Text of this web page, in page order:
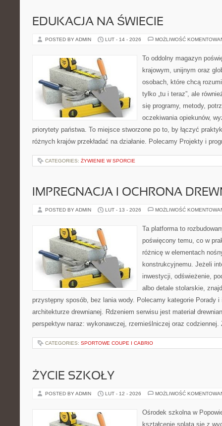
EDUKACJA NA ŚWIECIE
POSTED BY ADMIN LUT - 14 - 2026 MOŻLIWOŚĆ
To oddolny magazyn
krajowym, unijnym oraz
osobach, które chcą
tylko „tu i teraz”, ale
się programy, metody,
oczekiwania opiekunów,
priorytety państwa. To miejsce stworzone po to, by łączyć
różnych krajów przekładać na działanie. Polecamy Projekty i
CATEGORIES: ŻYWIENIE W SPORCIE
IMPREGNACJA I OCHRONA
POSTED BY ADMIN LUT - 13 - 2026 MOŻLIWOŚĆ
Ta platforma to
poświęcony temu, co w
różnicę w elementach
konstrukcyjnemu. Jeżeli
inwestycji, odświeżenie,
albo detale stolarskie,
przystępny sposób, bez lania wody. Polecamy kategorie Porady
architekturze drewnianej. Rdzeniem serwisu jest materiał
perspektyw naraz: wykonawczej, rzemieślniczej oraz
CATEGORIES: SPORTOWE COUPE I CABRIO
ŻYCIE SZKOŁY
POSTED BY ADMIN LUT - 12 - 2026 MOŻLIWOŚĆ
Ośrodek szkolna w
kształcenie splata się z